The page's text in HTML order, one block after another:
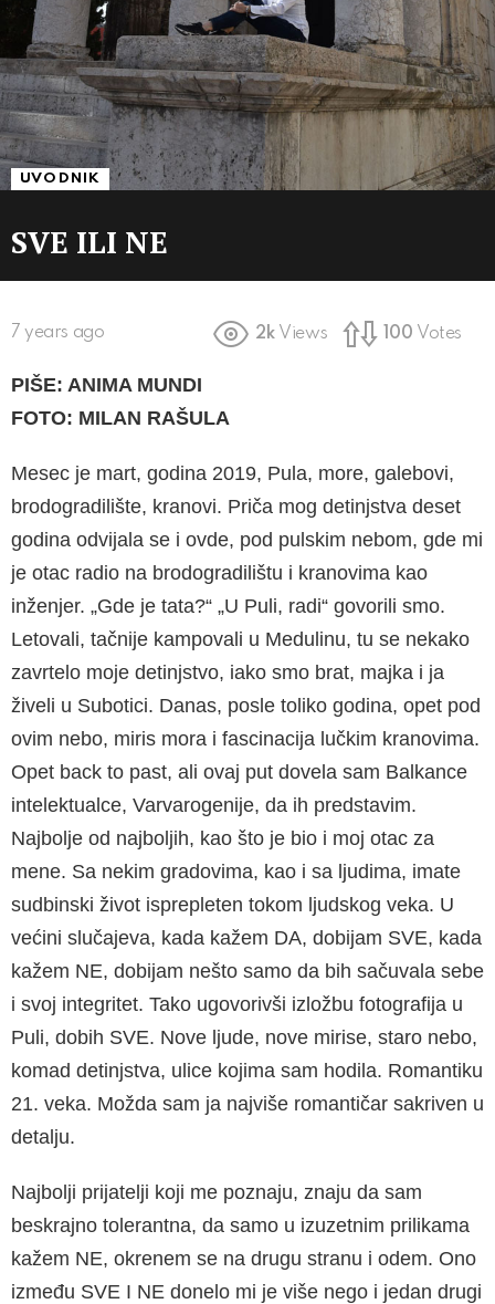
UVODNIK
SVE ILI NE
7 years ago 2k Views 100 Votes
PIŠE: ANIMA MUNDI
FOTO: MILAN RAŠULA
Mesec je mart, godina 2019, Pula, more, galebovi,
brodogradilište, kranovi. Priča mog detinjstva deset
godina odvijala se i ovde, pod pulskim nebom, gde mi
je otac radio na brodogradilištu i kranovima kao
inženjer. „Gde je tata?“ „U Puli, radi“ govorili smo.
Letovali, tačnije kampovali u Medulinu, tu se nekako
zavrtelo moje detinjstvo, iako smo brat, majka i ja
živeli u Subotici. Danas, posle toliko godina, opet pod
ovim nebo, miris mora i fascinacija lučkim kranovima.
Opet back to past, ali ovaj put dovela sam Balkance
intelektualce, Varvarogenije, da ih predstavim.
Najbolje od najboljih, kao što je bio i moj otac za
mene. Sa nekim gradovima, kao i sa ljudima, imate
sudbinski život isprepleten tokom ljudskog veka. U
većini slučajeva, kada kažem DA, dobijam SVE, kada
kažem NE, dobijam nešto samo da bih sačuvala sebe
i svoj integritet. Tako ugovorivši izložbu fotografija u
Puli, dobih SVE. Nove ljude, nove mirise, staro nebo,
komad detinjstva, ulice kojima sam hodila. Romantiku
21. veka. Možda sam ja najviše romantičar sakriven u
detalju.
Najbolji prijatelji koji me poznaju, znaju da sam
beskrajno tolerantna, da samo u izuzetnim prilikama
kažem NE, okrenem se na drugu stranu i odem. Ono
između SVE I NE donelo mi je više nego i jedan drugi